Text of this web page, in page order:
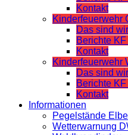
Kontakt
Kinderfeuerwehr
Das sind wir
Berichte
Kontakt
Kinderfeuerwehr
Das sind wir
Berichte
Kontakt
Informationen
Pegelstände
Wetterwarnung